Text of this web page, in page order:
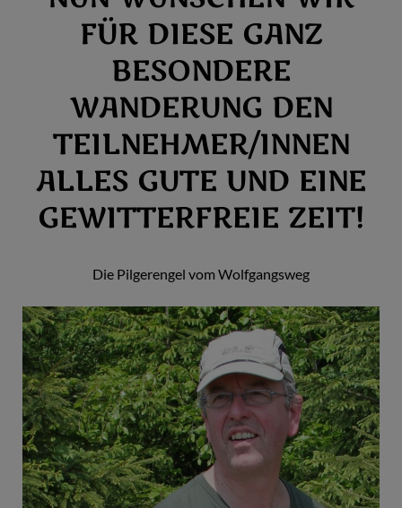
FÜR DIESE GANZ
BESONDERE
WANDERUNG DEN
TEILNEHMER/INNEN
ALLES GUTE UND EINE
GEWITTERFREIE ZEIT!
Die Pilgerengel vom Wolfgangsweg